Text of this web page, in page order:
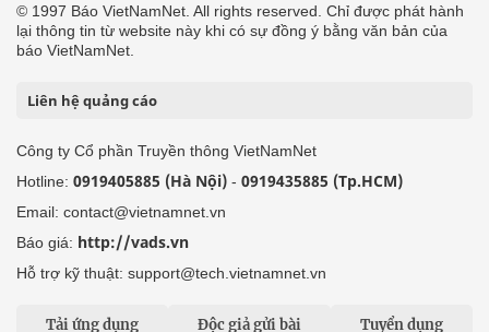
© 1997 Báo VietNamNet. All rights reserved. Chỉ được phát hành
lại thông tin từ website này khi có sự đồng ý bằng văn bản của
báo VietNamNet.
Liên hệ quảng cáo
Công ty Cổ phần Truyền thông VietNamNet
Hotline: 0919405885 (Hà Nội) - 0919435885 (Tp.HCM)
Email: contact@vietnamnet.vn
Báo giá: http://vads.vn
Hỗ trợ kỹ thuật: support@tech.vietnamnet.vn
Tải ứng dụng Độc giả gửi bài Tuyển dụng